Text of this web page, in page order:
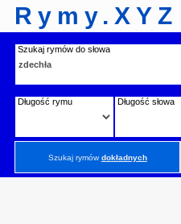
Rymy.XYZ
Szukaj rymów do słowa
Długość rymu Długość słowa
Szukaj rymówdokładnych